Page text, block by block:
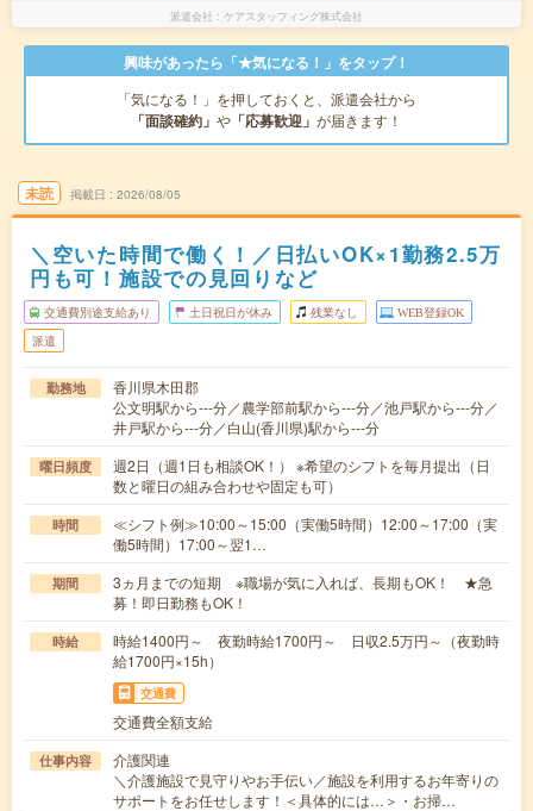
派遣会社 ケアスタッフィング株式会社
興味があったら「★気になる！」をタップ！
「気になる！」を押しておくと、派遣会社から
「面談確約」 や 「応募歓迎」 が届きます！
未読 掲載日 2026/08/05
＼空いた時間で働く！／日払いOK×1勤務2.5万
円も可！施設での見回りなど
交通費別途支給あり 土日祝日が休み 残業なし WEB登録OK
派遣
勤務地
香川県木田郡
公文明駅から---分／農学部前駅から---分／池戸駅から---分／
井戸駅から---分／白山(香川県)駅から---分
曜日頻度
週2日（週1日も相談OK！） ※希望のシフトを毎月提出（日
数と曜日の組み合わせや固定も可）
時間
≪シフト例≫10:00～15:00（実働5時間）12:00～17:00（実
働5時間）17:00～翌1…
期間
3ヵ月までの短期 ※職場が気に入れば、長期もOK！ ★急
募！即日勤務もOK！
時給
時給1400円～ 夜勤時給1700円～ 日収2.5万円～（夜勤時
給1700円×15h）
交通費
交通費全額支給
仕事内容
介護関連
＼介護施設で見守りやお手伝い／施設を利用するお年寄りの
サポートをお任せします！＜具体的には…＞・お掃…